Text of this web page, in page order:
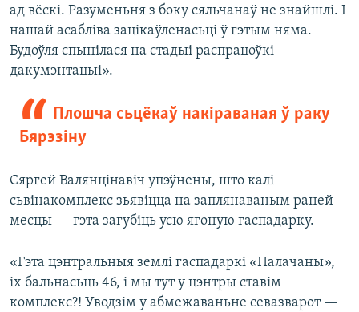
ад вёскі. Разуменьня з боку сяльчанаў не знайшлі. І
нашай асабліва зацікаўленасьці ў гэтым няма.
Будоўля спынілася на стадыі распрацоўкі
дакумэнтацыі».
Плошча сьцёкаў накіраваная ў раку
Бярэзіну
Сяргей Валянцінавіч упэўнены, што калі
сьвінакомплекс зьявіцца на заплянаваным раней
месцы — гэта загубіць усю ягоную гаспадарку.
«Гэта цэнтральныя землі гаспадаркі «Палачаны»,
іх бальнасьць 46, і мы тут у цэнтры ставім
комплекс?! Уводзім у абмежаваньне севазварот —